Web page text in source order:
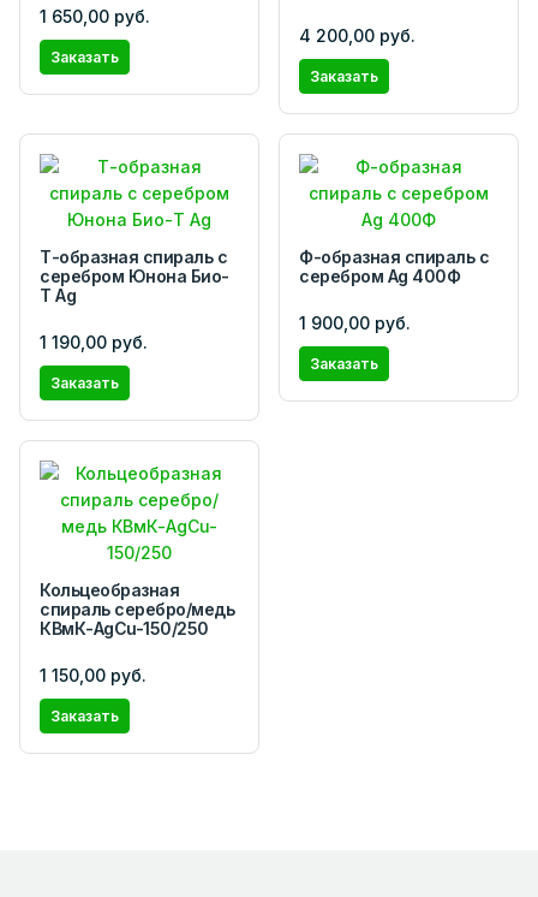
1 650,00 руб.
Заказать
4 200,00 руб.
Заказать
Т-образная спираль с
серебром Юнона Био-
Т Ag
1 190,00 руб.
Заказать
Ф-образная спираль с
серебром Ag 400Ф
1 900,00 руб.
Заказать
Кольцеобразная
спираль серебро/медь
КВмК-AgCu-150/250
1 150,00 руб.
Заказать